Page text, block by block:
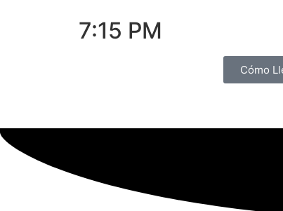
7:15 PM
Cómo